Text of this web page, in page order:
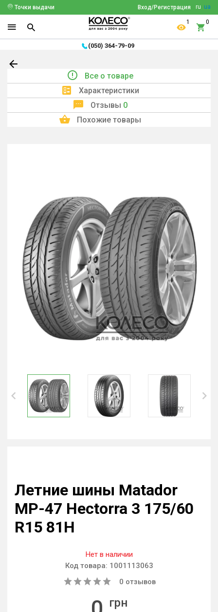
ru ua
Вход/Регистрация
Точки выдачи
1 0
(050) 364-79-09
Все о товаре
Характеристики
Отзывы 0
Похожие товары
Летние шины Matador
MP-47 Hectorra 3 175/60
R15 81H
Нет в наличии
Код товара: 1001113063
0 отзывов
грн